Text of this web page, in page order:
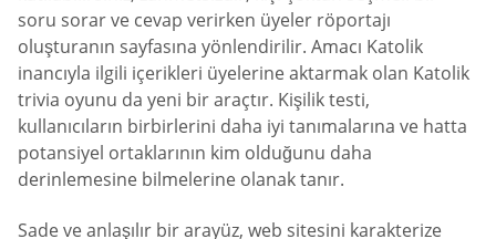
soru sorar ve cevap verirken üyeler röportajı
oluşturanın sayfasına yönlendirilir. Amacı Katolik
inancıyla ilgili içerikleri üyelerine aktarmak olan Katolik
trivia oyunu da yeni bir araçtır. Kişilik testi,
kullanıcıların birbirlerini daha iyi tanımalarına ve hatta
potansiyel ortaklarının kim olduğunu daha
derinlemesine bilmelerine olanak tanır.
Sade ve anlaşılır bir arayüz, web sitesini karakterize